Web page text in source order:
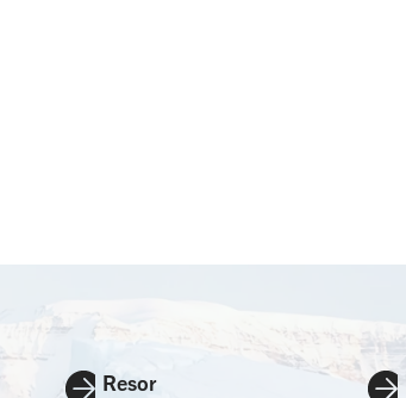
Resor